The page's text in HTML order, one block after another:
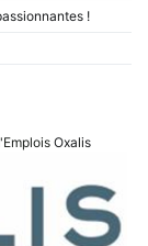
!
Oxalis